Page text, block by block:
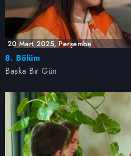
20 Mart 2025, Perşembe
8. Bölüm
Başka Bir Gün